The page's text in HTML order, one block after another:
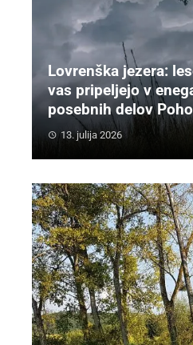
Lovrenška jezera:
vas pripeljejo v
posebnih delov
13. julija 2026